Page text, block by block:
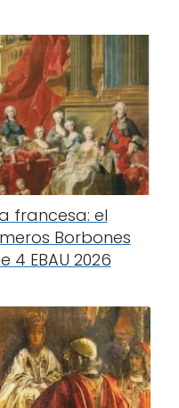
francesa: el
Borbones
4 EBAU 2026